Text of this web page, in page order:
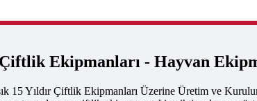
Ekipmanları - Hayvan
15 Yıldır Çiftlik Ekipmanları Üzerine Üretim ve